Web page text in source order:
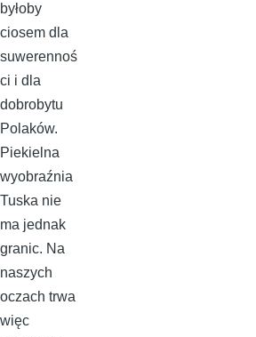
byłoby
ciosem dla
suwerennoś
ci i dla
dobrobytu
Polaków.
Piekielna
wyobraźnia
Tuska nie
ma jednak
granic. Na
naszych
oczach trwa
więc